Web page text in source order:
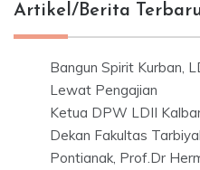
Artikel/Berita
Bangun Spirit Kurban,
Lewat Pengajian
Ketua DPW LDII
Dekan Fakultas
Pontianak, Prof.Dr